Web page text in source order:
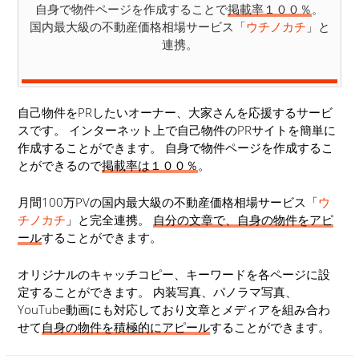
自身で物件ページを作成することで掲載率１００％。
国内最大級の不動産価格相場サービス「ウチノカチ 」と
連携。
自己物件をPRしたいオーナー、大家さんを応援するサービ
スです。 インターネット上で自己物件のPRサイトを簡単に
作成することができます。 自身で物件ページを作成するこ
とができるので掲載率は１００％。
月間100万PVの国内最大級の不動産価格相場サービス「ウ
チノカチ 」と完全連携。 自分の文章で、自身の物件をアピ
ールすることができます。
オリジナルのキャッチコピー、キーワードを各ページに設
定することができます。 内装写真、パノラマ写真、
YouTube動画にも対応しており文章とメディアを組み合わ
せて 自身の物件を積極的にアピールすることができます。